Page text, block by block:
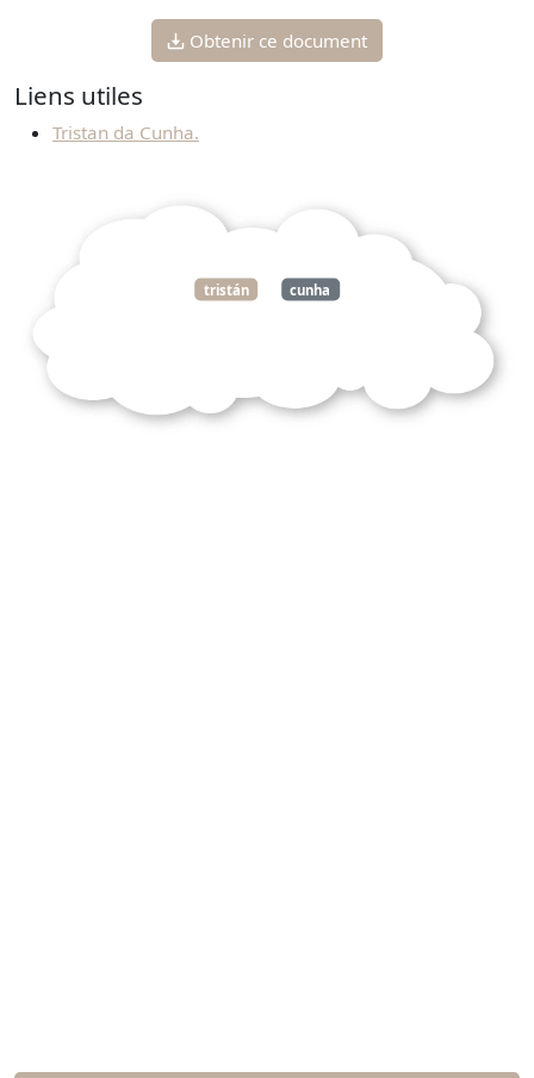
Obtenir ce document
Liens utiles
Tristan da Cunha.
tristán cunha